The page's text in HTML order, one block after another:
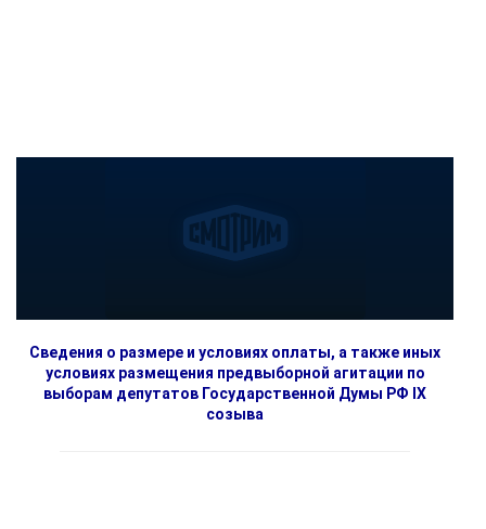
Сведения о размере и условиях оплаты, а также иных
условиях размещения предвыборной агитации по
выборам депутатов Государственной Думы РФ IX
созыва